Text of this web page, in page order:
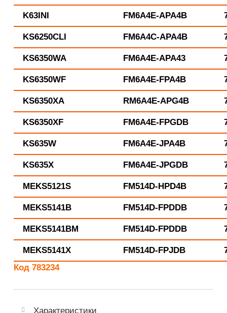
K63INI FM6A4E-APA4B
KS6250CLI FM6A4C-APA4B
KS6350WA FM6A4E-APA43
KS6350WF FM6A4E-FPA4B
KS6350XA RM6A4E-APG4B
KS6350XF FM6A4E-FPGDB
KS635W FM6A4E-JPA4B
KS635X FM6A4E-JPGDB
MEKS5121S FM514D-HPD4B
MEKS5141B FM514D-FPDDB
MEKS5141BM FM514D-FPDDB
MEKS5141X FM514D-FPJDB
Код 783234
Характеристики